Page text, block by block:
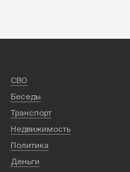
СВО
Беседы
Транспорт
Недвижимость
Политика
Деньги